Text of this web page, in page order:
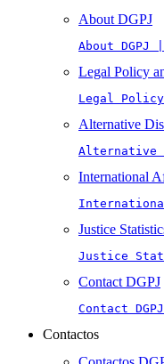
About DGPJ
About
Legal Policy
Legal
Alternative
Alternative
International
Justice
Justice
Contact DGPJ
Contact
Contactos